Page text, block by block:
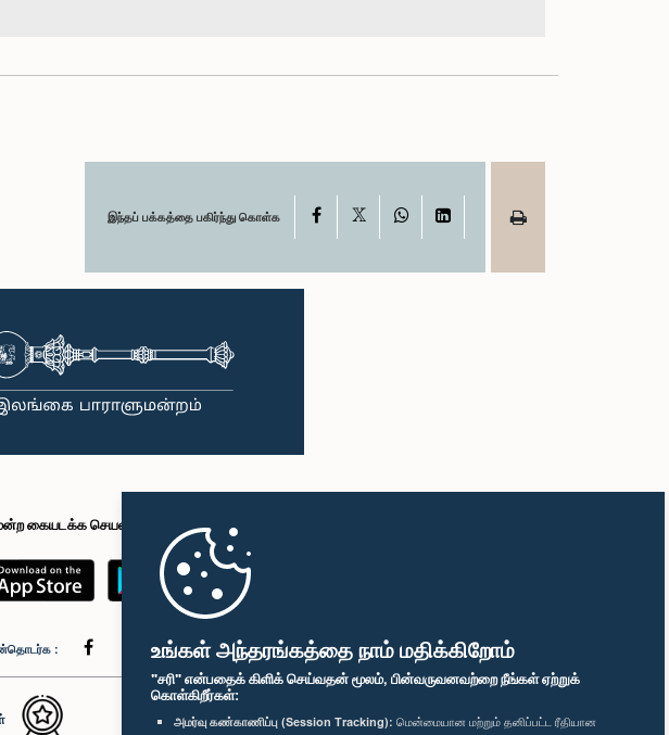
உங்கள் அந்தரங்கத்தை நாம் மதிக்கிறோம்
"சரி" என்பதைக் கிளிக் செய்வதன் மூலம், பின்வருவனவற்றை நீங்கள் ஏற்றுக்
கொள்கிறீர்கள்:
அமர்வு கண்காணிப்பு (Session Tracking): மென்மையான மற்றும் தனிப்பட்ட ரீதியான
இந்தப் பக்கத்தை பகிர்ந்து கொள்க Facebook WhatsAppLinkedIn
கையடக்க செயலி
: